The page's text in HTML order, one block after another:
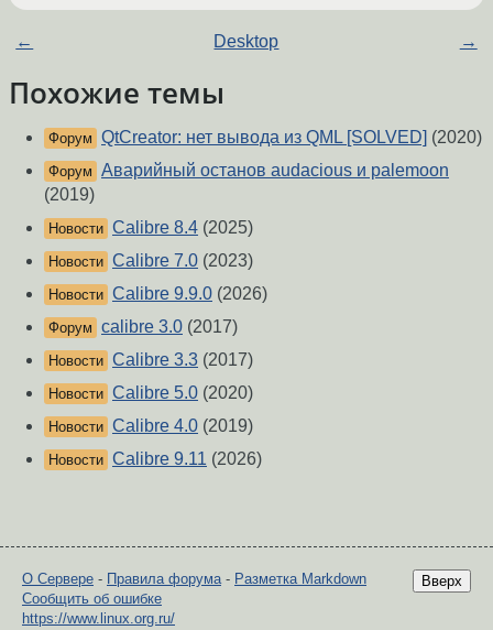
← Desktop →
Похожие темы
Форум QtCreator: нет вывода из QML [SOLVED] (2020)
Форум Аварийный останов audacious и palemoon
(2019)
Новости Calibre 8.4 (2025)
Новости Calibre 7.0 (2023)
Новости Calibre 9.9.0 (2026)
Форум calibre 3.0 (2017)
Новости Calibre 3.3 (2017)
Новости Calibre 5.0 (2020)
Новости Calibre 4.0 (2019)
Новости Calibre 9.11 (2026)
Вверх
О Сервере - Правила форума- Разметка Markdown
Сообщить об ошибке
https://www.linux.org.ru/